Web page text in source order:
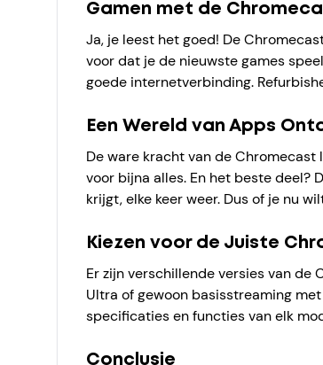
Gamen met de
Ja, je leest het goed! De
voor dat je de nieuwste games
goede internetverbinding.
Een Wereld van Apps
De ware kracht van de
voor bijna alles. En het beste deel?
krijgt, elke keer weer. Dus of je nu
Kiezen voor de Juiste
Er zijn verschillende versies van de
Ultra of gewoon basisstreaming
specificaties en functies van elk
Conclusie